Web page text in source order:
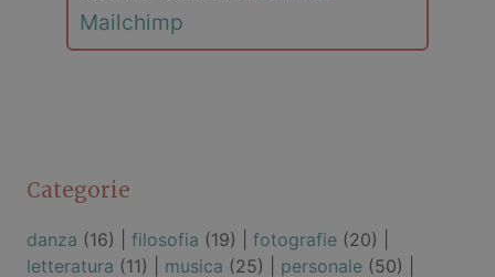
Mailchimp
Categorie
danza (16) | filosofia (19) | fotografie (20) |
letteratura (11) | musica (25) | personale (50) |